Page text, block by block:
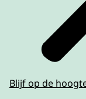
Blijf op de